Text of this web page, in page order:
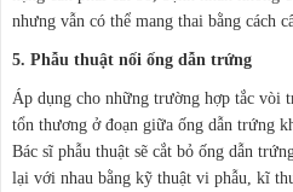
nhưng vẫn có thể mang thai bằng cách
5. Phẫu thuật nối ống dẫn trứng
Áp dụng cho những trường hợp tắc vòi
tổn thương ở đoạn giữa ống dẫn trứng
Bác sĩ phẫu thuật sẽ cắt bỏ ống dẫn
lại với nhau bằng kỹ thuật vi phẫu, kĩ